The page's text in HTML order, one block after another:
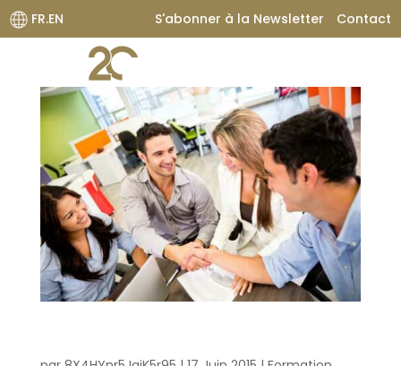
FR.EN S'abonner à la Newsletter Contact